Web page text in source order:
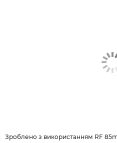
Зроблено з використанням RF